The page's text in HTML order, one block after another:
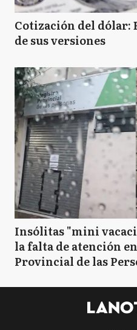
Cotización del dólar:
de sus versiones
Insólitas "mini
la falta de atención
Provincial de las